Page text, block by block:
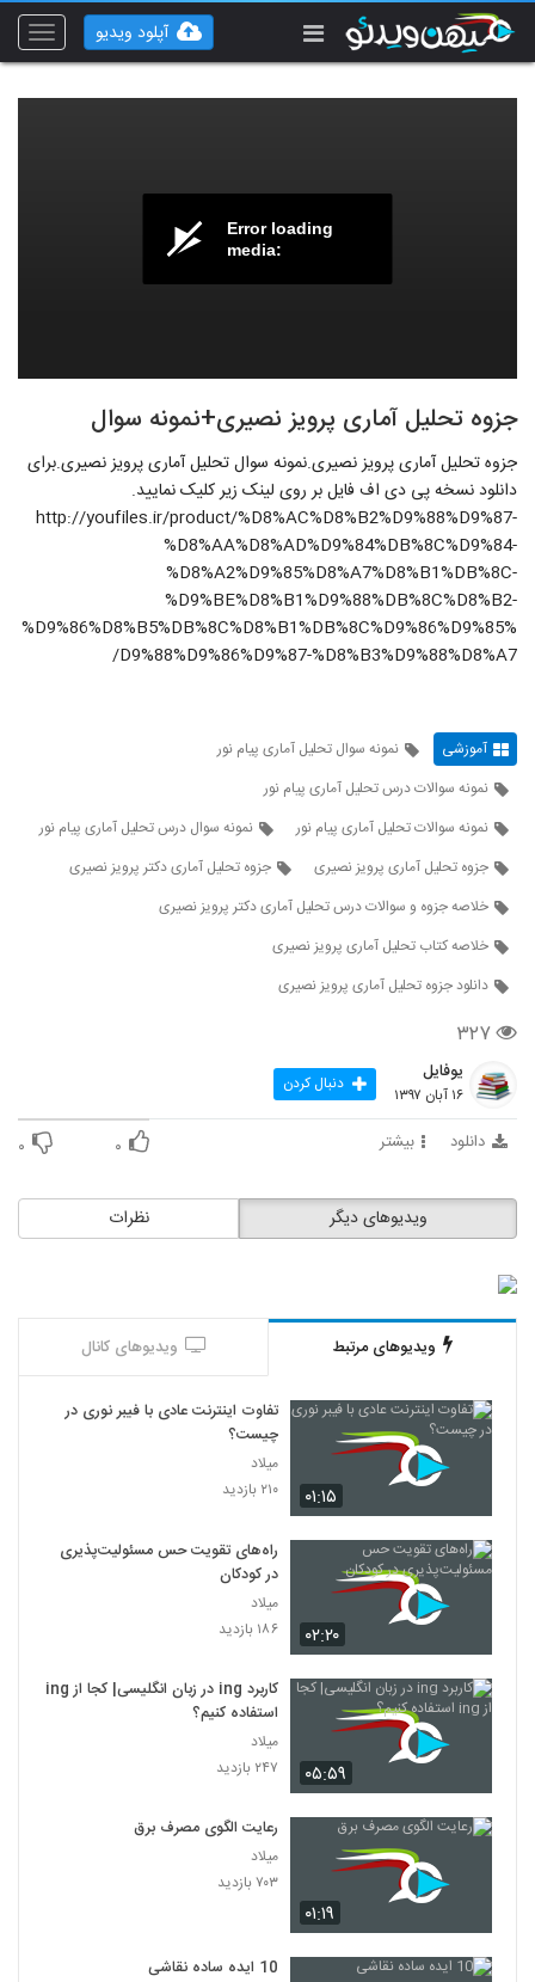
Toggle
آپلود ویدیو
Error loading
media:
جزوه تحلیل آماری پرویز نصیری+نمونه سوال
جزوه تحلیل آماری پرویز نصیری.نمونه سوال تحلیل آماری پرویز نصیری.برای
دانلود نسخه پی دی اف فایل بر روی لینک زیر کلیک نمایید.
http://youfiles.ir/product/%D8%AC%D8%B2%D9%88%D9%87-
%D8%AA%D8%AD%D9%84%DB%8C%D9%84-
%D8%A2%D9%85%D8%A7%D8%B1%DB%8C-
%D9%BE%D8%B1%D9%88%DB%8C%D8%B2-
%D9%86%D8%B5%DB%8C%D8%B1%DB%8C%D9%86%D9%85%
D9%88%D9%86%D9%87-%D8%B3%D9%88%D8%A7/
آموزشی
نمونه سوال تحلیل آماری پیام نور
نمونه سوالات درس تحلیل آماری پیام نور
نمونه سوالات تحلیل آماری پیام نور
نمونه سوال درس تحلیل آماری پیام نور
جزوه تحلیل آماری پرویز نصیری
جزوه تحلیل آماری دکتر پرویز نصیری
خلاصه جزوه و سوالات درس تحلیل آماری دکتر پرویز نصیری
خلاصه کتاب تحلیل آماری پرویز نصیری
دانلود جزوه تحلیل آماری پرویز نصیری
۳۲۷
یوفایل
۱۶ آبان ۱۳۹۷ دنبال کردن
دانلود بیشتر ۰ ۰
نظرات ویدیوهای دیگر
ویدیوهای مرتبط ویدیوهای کانال
۰۱:۱۵
تفاوت اینترنت عادی با فیبر نوری در
چیست؟
میلاد
۲۱۰ بازدید
۰۲:۲۰
راه‌های تقویت حس مسئولیت‌پذیری
در کودکان
میلاد
۱۸۶ بازدید
۰۵:۵۹
کاربرد ing در زبان انگلیسی| کجا از ing
استفاده کنیم؟
میلاد
۲۴۷ بازدید
۰۱:۱۹
رعایت الگوی مصرف برق
میلاد
۷۰۳ بازدید
10 ایده ساده نقاشی